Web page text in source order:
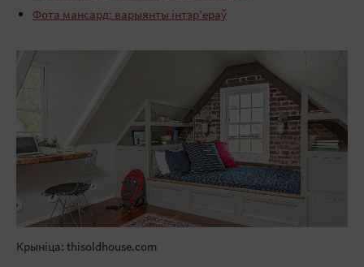
Фота мансард: варыянты інтэр'ераў
Крыніца: thisoldhouse.com